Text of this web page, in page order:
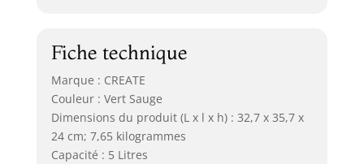
Fiche technique
Marque : CREATE
Couleur : Vert Sauge
Dimensions du produit (L x l x h) : 32,7 x 35,7 x
24 cm; 7,65 kilogrammes
Capacité : 5 Litres